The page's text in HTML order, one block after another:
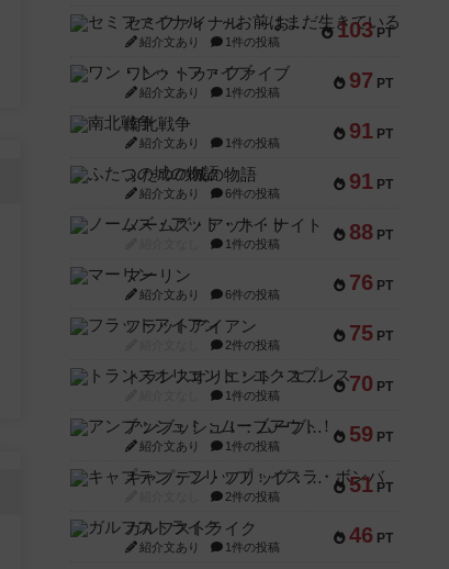
103 PT
セミファイナル ～お前はまだ生きている～
紹介文あり 1件の投稿
97 PT
ワン・トゥ・ファイブ
紹介文あり 1件の投稿
91 PT
南北戦争
紹介文あり 1件の投稿
91 PT
ふたつの城の物語
紹介文あり 6件の投稿
88 PT
ノームズ・アット・ナイト
1件の投稿
76 PT
マーリン
紹介文あり 6件の投稿
75 PT
フラットアイアン
2件の投稿
70 PT
トランスオリエント・エクスプレス
1件の投稿
59 PT
アンブッシュ！：ムーブアウト！
紹介文あり 1件の投稿
51 PT
キャプテン・フリップ：イスラ・ボンバ
2件の投稿
46 PT
ガルフストライク
紹介文あり 1件の投稿